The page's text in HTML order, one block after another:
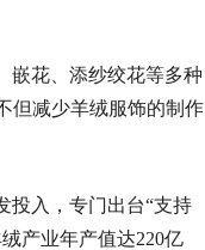
嵌花、添纱绞花等多种
但减少羊绒服饰的制作
投入，专门出台“支持
产业年产值达220亿